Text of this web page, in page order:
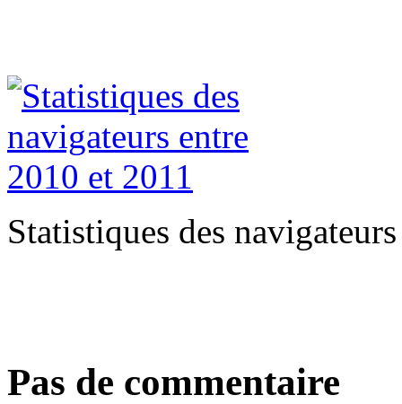
Statistiques des
Pas de commentaire